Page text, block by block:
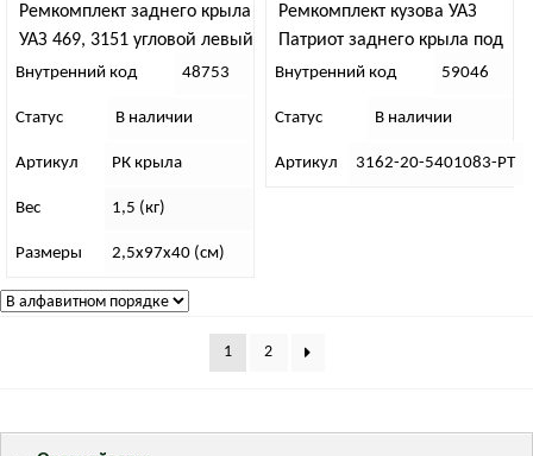
Ремкомплект заднего крыла
УАЗ 469, 3151 угловой левый
Внутренний код 48753
Статус В наличии
Артикул РК крыла
Вес 1,5 (кг)
Размеры 2,5х97х40 (см)
Ремкомплект кузова УАЗ
Патриот заднего крыла под
б/б ОДО.К.Д. левая
Внутренний код 59046
Статус В наличии
Артикул 3162-20-5401083-РТ
1 2